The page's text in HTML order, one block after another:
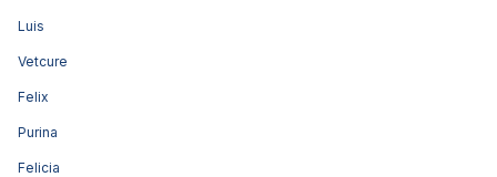
Luis
Vetcure
Felix
Purina
Felicia